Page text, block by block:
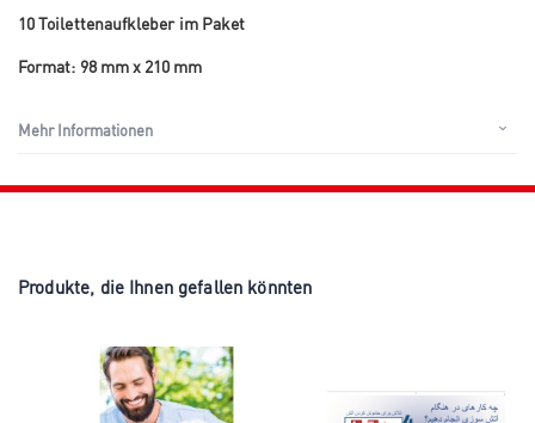
10 Toilettenaufkleber im Paket
Format: 98 mm x 210 mm
Mehr Informationen
Produkte, die Ihnen gefallen könnten